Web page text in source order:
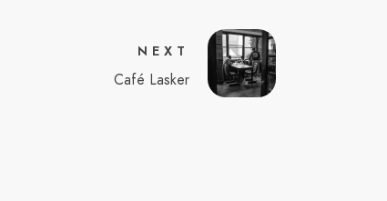
NEXT
Café Lasker